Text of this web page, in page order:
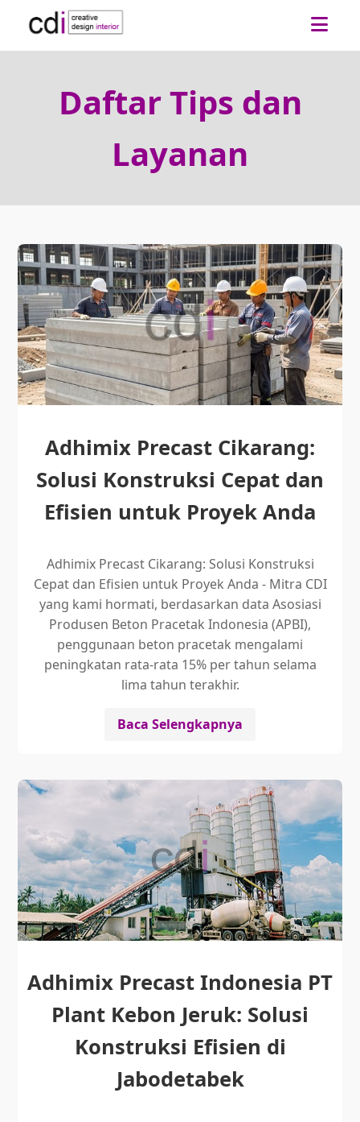
Daftar Tips dan
Layanan
Adhimix Precast Cikarang:
Solusi Konstruksi Cepat dan
Efisien untuk Proyek Anda
Adhimix Precast Cikarang: Solusi Konstruksi
Cepat dan Efisien untuk Proyek Anda - Mitra CDI
yang kami hormati, berdasarkan data Asosiasi
Produsen Beton Pracetak Indonesia (APBI),
penggunaan beton pracetak mengalami
peningkatan rata-rata 15% per tahun selama
lima tahun terakhir.
Baca Selengkapnya
Adhimix Precast Indonesia PT
Plant Kebon Jeruk: Solusi
Konstruksi Efisien di
Jabodetabek